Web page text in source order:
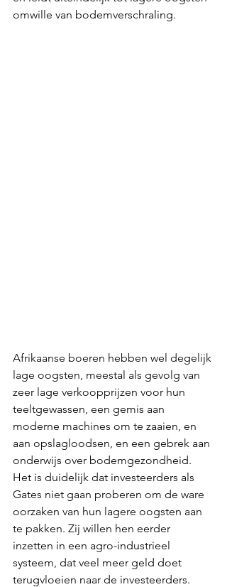
omwille van bodemverschraling.
Afrikaanse boeren hebben wel degelijk
lage oogsten, meestal als gevolg van
zeer lage verkoopprijzen voor hun
teeltgewassen, een gemis aan
moderne machines om te zaaien, en
aan opslagloodsen, en een gebrek aan
onderwijs over bodemgezondheid.
Het is duidelijk dat investeerders als
Gates niet gaan proberen om de ware
oorzaken van hun lagere oogsten aan
te pakken. Zij willen hen eerder
inzetten in een agro-industrieel
systeem, dat veel meer geld doet
terugvloeien naar de investeerders.